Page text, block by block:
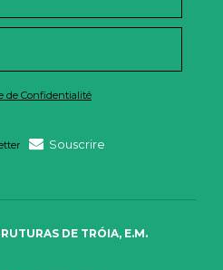
de Confidentialité
Souscrire
DE TRÓIA, E.M.